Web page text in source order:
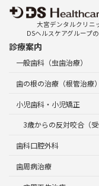
大宮デンタルクリニ
DSヘルスケアグループ
診療案内
一般歯科（虫歯治療）
歯の根の治療（根管治療）
小児歯科・小児矯正
3歳からの反対咬合（
歯科口腔外科
歯周病治療